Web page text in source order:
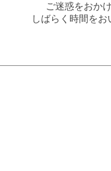
ご迷惑をおか
しばらく時間を